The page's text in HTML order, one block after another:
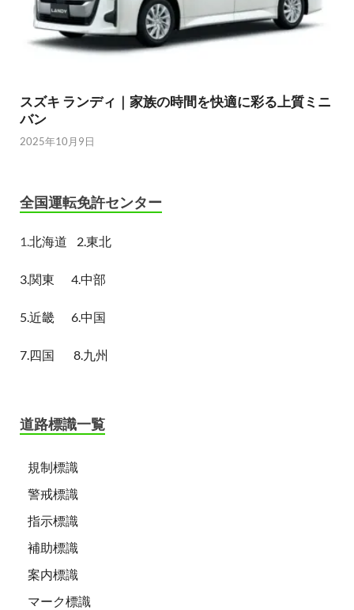
スズキ ランディ｜家族の時間を快適に彩る上質ミニ
バン
2025年10月9日
全国運転免許センター
1.北海道 2.東北
3.関東 4.中部
5.近畿 6.中国
7.四国 8.九州
道路標識一覧
規制標識
警戒標識
指示標識
補助標識
案内標識
マーク標識